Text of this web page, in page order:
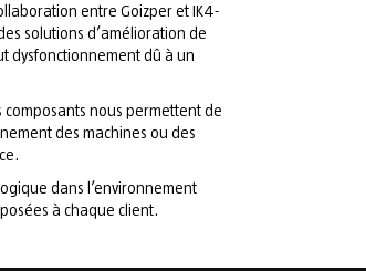
entre Goizper et IK4-
solutions d’amélioration de
dysfonctionnement dû à un
nous permettent de
des machines ou des
dans l’environnement
à chaque client.